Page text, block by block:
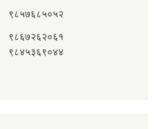
९८५७६८५०५२
९८६७२६२०६१
९८४५३६९०४४